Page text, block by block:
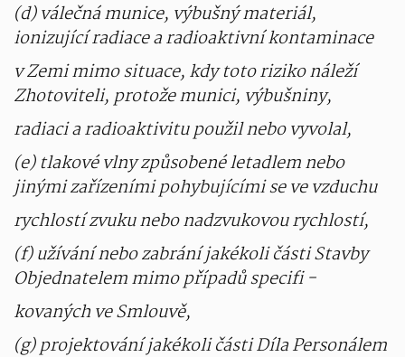
(d) válečná munice, výbušný materiál,
ionizující radiace a radioaktivní kontaminace
v Zemi mimo situace, kdy toto riziko náleží
Zhotoviteli, protože munici, výbušniny,
radiaci a radioaktivitu použil nebo vyvolal,
(e) tlakové vlny způsobené letadlem nebo
jinými zařízeními pohybujícími se ve vzduchu
rychlostí zvuku nebo nadzvukovou rychlostí,
(f) užívání nebo zabrání jakékoli části Stavby
Objednatelem mimo případů specifi -
kovaných ve Smlouvě,
(g) projektování jakékoli části Díla Personálem